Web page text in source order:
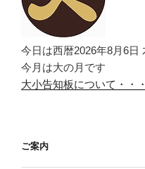
今日は西暦2026年8月6日
今月は大の月です
大小告知板について・・・
ご案内